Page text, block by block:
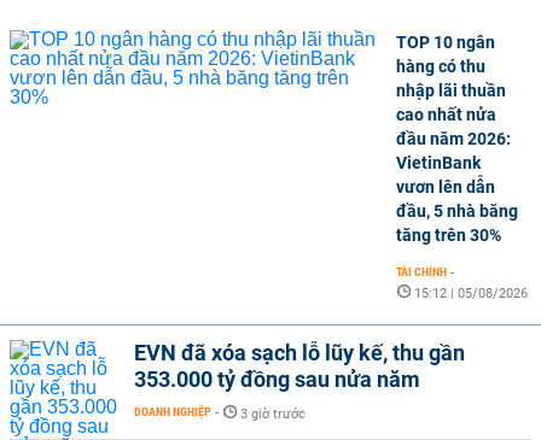
TOP 10 ngân
hàng có thu
nhập lãi thuần
cao nhất nửa
đầu năm 2026:
VietinBank
vươn lên dẫn
đầu, 5 nhà băng
tăng trên 30%
TÀI CHÍNH -
15:12 | 05/08/2026
EVN đã xóa sạch lỗ lũy kế, thu gần
353.000 tỷ đồng sau nửa năm
DOANH NGHIỆP - 3 giờ trước